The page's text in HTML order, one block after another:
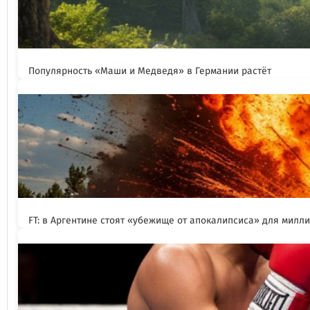
Популярность «Маши и Медведя» в Германии растёт
FT: в Аргентине стоят «убежище от апокалипсиса» для